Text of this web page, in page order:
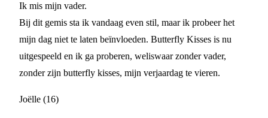
Ik mis mijn vader.
Bij dit gemis sta ik vandaag even stil, maar ik probeer het
mijn dag niet te laten beïnvloeden. Butterfly Kisses is nu
uitgespeeld en ik ga proberen, weliswaar zonder vader,
zonder zijn butterfly kisses, mijn verjaardag te vieren.
Joëlle (16)